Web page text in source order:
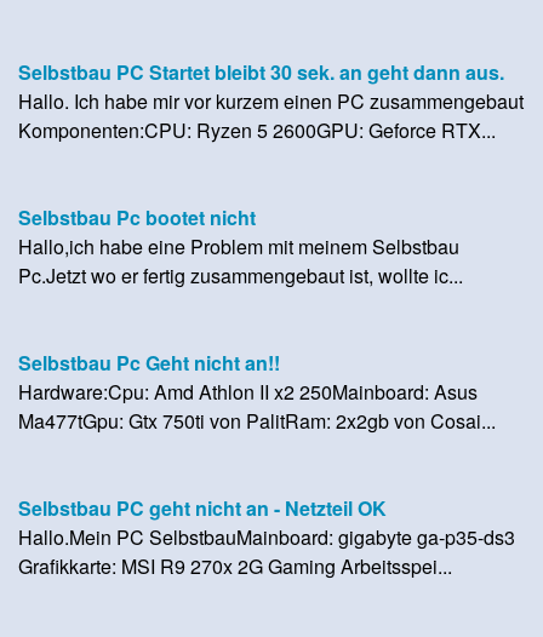
Selbstbau PC Startet bleibt 30 sek. an geht dann aus.
Hallo. Ich habe mir vor kurzem einen PC zusammengebaut
Komponenten:CPU: Ryzen 5 2600GPU: Geforce RTX...
Selbstbau Pc bootet nicht
Hallo,ich habe eine Problem mit meinem Selbstbau
Pc.Jetzt wo er fertig zusammengebaut ist, wollte ic...
Selbstbau Pc Geht nicht an!!
Hardware:Cpu: Amd Athlon II x2 250Mainboard: Asus
Ma477tGpu: Gtx 750ti von PalitRam: 2x2gb von Cosai...
Selbstbau PC geht nicht an - Netzteil OK
Hallo.Mein PC SelbstbauMainboard: gigabyte ga-p35-ds3
Grafikkarte: MSI R9 270x 2G Gaming Arbeitsspei...